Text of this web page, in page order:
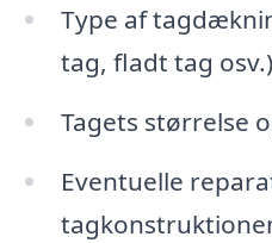
Type af
tag, fladt tag osv.)
Tagets størrelse
Eventuelle